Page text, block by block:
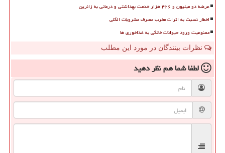
عرضه دو میلیون و ۴۲۶ هزار خدمت بهداشتی و درمانی به زائرین
اخطار نسبت به اثرات مخرب مصرف مشروبات الکلی
ممنوعیت ورود حیوانات خانگی به غذاخوری ها
نظرات بینندگان در مورد این مطلب
لطفا شما همنظر دهید